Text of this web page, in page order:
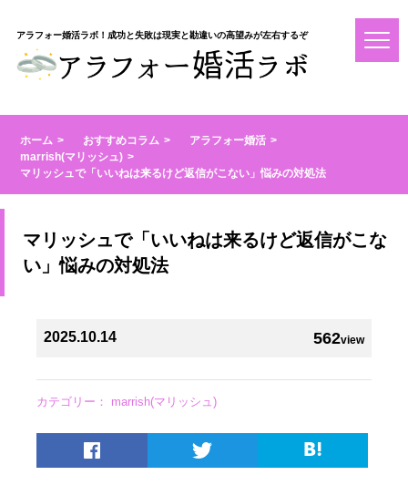
アラフォー婚活ラボ！成功と失敗は現実と勘違いの高望みが左右するぞ
ホーム おすすめコラム
アラフォー婚活
marrish(マリッシュ)
マリッシュで「いいねは来るけど返信がこない」悩みの対処法
マリッシュで「いいねは来るけど返信がこな
い」悩みの対処法
562view
2025.10.14
カテゴリー： marrish(マリッシュ)